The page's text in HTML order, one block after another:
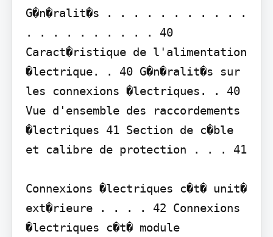
G�n�ralit�s . . . . . . . . . . .
. . . . . . . . . . 40
Caract�ristique de l'alimentation
�lectrique. . 40 G�n�ralit�s sur
les connexions �lectriques. . 40
Vue d'ensemble des raccordements
�lectriques 41 Section de c�ble
et calibre de protection . . . 41
Connexions �lectriques c�t� unit�
ext�rieure . . . . 42 Connexions
�lectriques c�t� module